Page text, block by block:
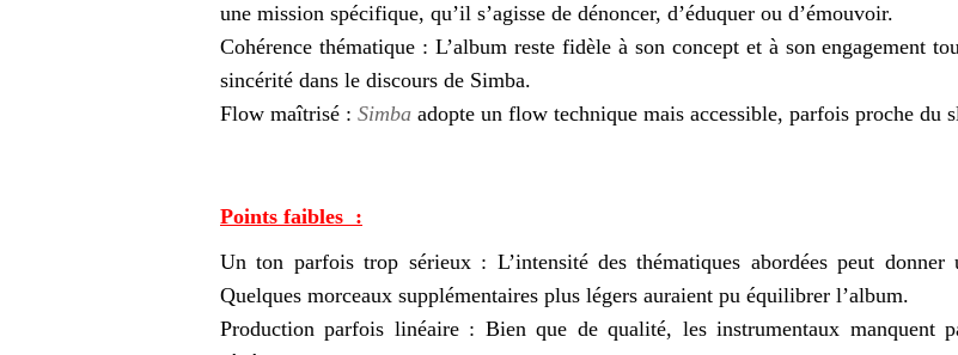
une mission spécifique, qu’il s’agisse de dénoncer, d’éduquer ou d’émouvoir.
Cohérence thématique : L’album reste fidèle à son concept et à son engagement
sincérité dans le discours de Simba.
Flow maîtrisé : Simba adopte un flow technique mais accessible, parfois proche du
Points faibles :
Un ton parfois trop sérieux : L’intensité des thématiques abordées peut
Quelques morceaux supplémentaires plus légers auraient pu équilibrer l’album.
Production parfois linéaire : Bien que de qualité, les instrumentaux manquent